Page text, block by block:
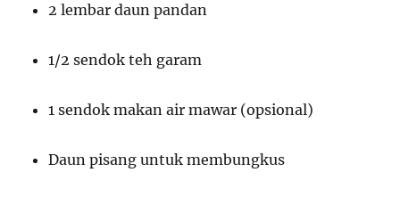
2 lembar daun pandan
1/2 sendok teh garam
1 sendok makan air mawar (opsional)
Daun pisang untuk membungkus